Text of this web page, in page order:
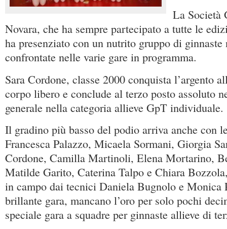
La Società
Novara, che ha sempre partecipato a tutte le
ha presenziato con un nutrito gruppo di ginnaste
confrontate nelle varie gare in programma.
Sara Cordone, classe 2000 conquista l’argento
corpo libero e conclude al terzo posto assoluto
generale nella categoria allieve GpT individuale.
Il gradino più basso del podio arriva anche con
Francesca Palazzo, Micaela Sormani, Giorgia
Cordone, Camilla Martinoli, Elena Mortarino,
Matilde Garito, Caterina Talpo e Chiara
in campo dai tecnici Daniela Bugnolo e Monica
brillante gara, mancano l’oro per solo pochi
speciale gara a squadre per ginnaste allieve di